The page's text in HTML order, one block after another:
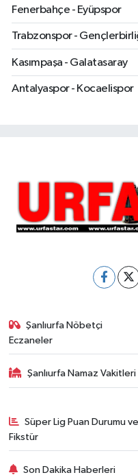
Fenerbahçe - Eyüpspor
Trabzonspor -
Kasımpaşa - Galatasaray
Antalyaspor - Kocaelispor
Şanlıurfa Nöbetçi
Eczaneler
Şanlıurfa Namaz Vakitleri
Süper Lig Puan Durumu ve
Fikstür
Son Dakika Haberleri